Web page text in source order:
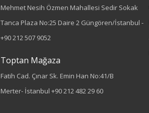
Mehmet Nesih Özmen Mahallesi Sedir Sokak
Tanca Plaza No:25 Daire 2 Güngören/İstanbul -
+90 212 507 9052
Toptan Mağaza
Fatih Cad. Çınar Sk. Emin Han No:41/B
Merter- İstanbul +90 212 482 29 60